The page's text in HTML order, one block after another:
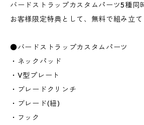
バードストラップカスタムパーツ5種同
お客様限定特典として、無料で組み立て
●バードストラップカスタムパーツ
・ネックパッド
・V型プレート
・ブレードクリンチ
・ブレード(紐)
・フック